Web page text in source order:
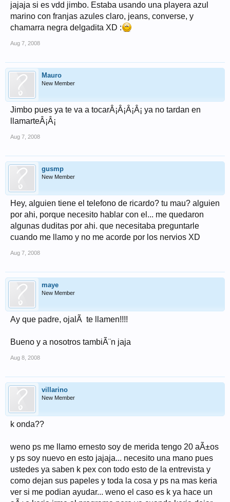
jajaja si es vdd jimbo. Estaba usando una playera azul
marino con franjas azules claro, jeans, converse, y
chamarra negra delgadita XD :
Aug 7, 2008
Mauro
New Member
Jimbo pues ya te va a tocarÂ¡Â¡Â¡Â¡ ya no tardan en
llamarteÂ¡Â¡
Aug 7, 2008
gusmp
New Member
Hey, alguien tiene el telefono de ricardo? tu mau? alguien
por ahi, porque necesito hablar con el... me quedaron
algunas duditas por ahi. que necesitaba preguntarle
cuando me llamo y no me acorde por los nervios XD
Aug 7, 2008
maye
New Member
Ay que padre, ojalÃ te llamen!!!!
Bueno y a nosotros tambiÃ¨n jaja
Aug 8, 2008
villarino
New Member
k onda??
weno ps me llamo ernesto soy de merida tengo 20 aÃ±os
y ps soy nuevo en esto jajaja... necesito una mano pues
ustedes ya saben k pex con todo esto de la entrevista y
como dejan sus papeles y toda la cosa y ps na mas keria
ver si me podian ayudar... weno el caso es k ya hace un